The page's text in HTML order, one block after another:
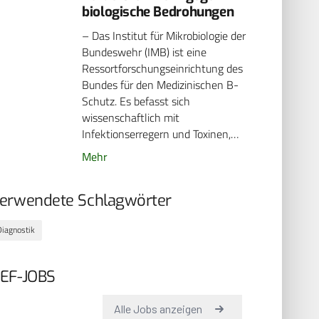
biologische Bedrohungen
– Das Institut für Mikrobiologie der
Bundeswehr (IMB) ist eine
Ressortforschungseinrichtung des
Bundes für den Medizinischen B-
Schutz. Es befasst sich
wissenschaftlich mit
Infektionserregern und Toxinen,…
Mehr
Schlagwörter
JOBS